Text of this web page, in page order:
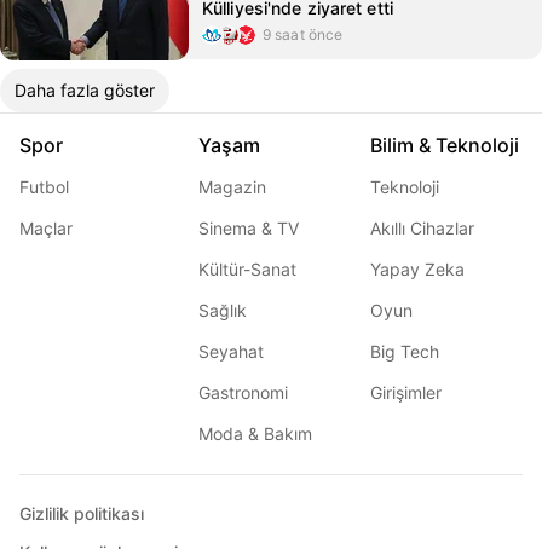
Külliyesi'nde ziyaret etti
9 saat önce
Daha fazla göster
Spor
Futbol
Maçlar
Yaşam
Magazin
Sinema & TV
Kültür-Sanat
Sağlık
Seyahat
Gastronomi
Moda & Bakım
Bilim & Teknoloji
Teknoloji
Akıllı Cihazlar
Yapay Zeka
Oyun
Big Tech
Girişimler
Gizlilik politikası